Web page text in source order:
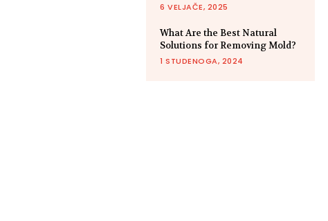
6 VELJAČE, 2025
What Are the Best Natural
Solutions for Removing Mold?
1 STUDENOGA, 2024